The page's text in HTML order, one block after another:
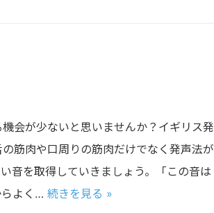
少ないと思いませんか？イギリス発
筋肉や口周りの筋肉だけでなく発声法が
音を取得していきましょう。「この音は
らよく… 続きを見る »